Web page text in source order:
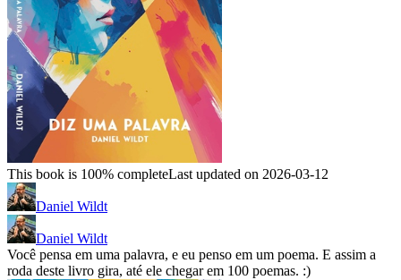
This book is 100% completeLast updated on 2026-03-12
Daniel Wildt
Daniel Wildt
Você pensa em uma palavra, e eu penso em um poema. E assim a
roda deste livro gira, até ele chegar em 100 poemas. :)